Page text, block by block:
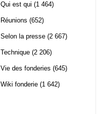
Qui est qui (1 464)
Réunions (652)
Selon la presse (2 667)
Technique (2 206)
Vie des fonderies (645)
Wiki fonderie (1 642)